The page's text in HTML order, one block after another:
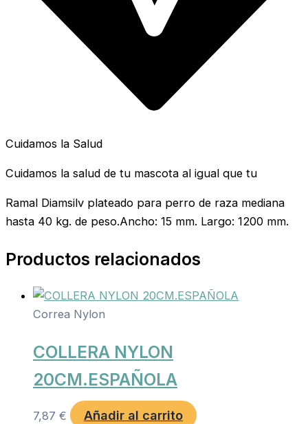
Cuidamos la Salud
Cuidamos la salud de tu mascota al igual que tu
Ramal Diamsilv plateado para perro de raza mediana
hasta 40 kg. de peso.Ancho: 15 mm. Largo: 1200 mm.
Productos relacionados
Correa Nylon
COLLERA NYLON
20CM.ESPAÑOLA
7,87 € Añadir al carrito